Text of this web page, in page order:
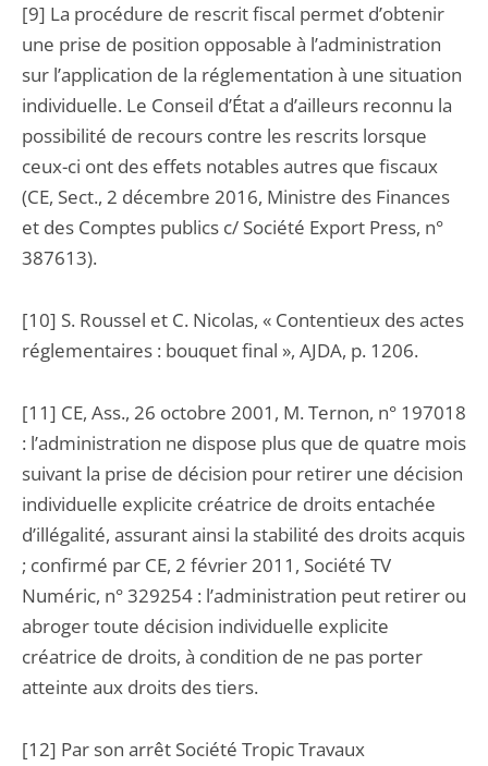
[9] La procédure de rescrit fiscal permet d’obtenir
une prise de position opposable à l’administration
sur l’application de la réglementation à une situation
individuelle. Le Conseil d’État a d’ailleurs reconnu la
possibilité de recours contre les rescrits lorsque
ceux-ci ont des effets notables autres que fiscaux
(CE, Sect., 2 décembre 2016, Ministre des Finances
et des Comptes publics c/ Société Export Press, n°
387613).
[10] S. Roussel et C. Nicolas, « Contentieux des actes
réglementaires : bouquet final », AJDA, p. 1206.
[11] CE, Ass., 26 octobre 2001, M. Ternon, n° 197018
: l’administration ne dispose plus que de quatre mois
suivant la prise de décision pour retirer une décision
individuelle explicite créatrice de droits entachée
d’illégalité, assurant ainsi la stabilité des droits acquis
; confirmé par CE, 2 février 2011, Société TV
Numéric, n° 329254 : l’administration peut retirer ou
abroger toute décision individuelle explicite
créatrice de droits, à condition de ne pas porter
atteinte aux droits des tiers.
[12] Par son arrêt Société Tropic Travaux